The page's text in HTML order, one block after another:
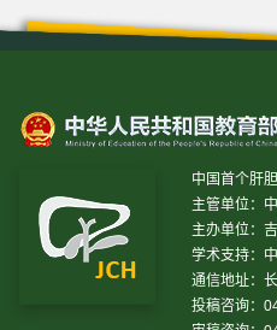
中国首个肝
主管单位：
主办单位：
学术支持：
通信地址：
投稿咨询：